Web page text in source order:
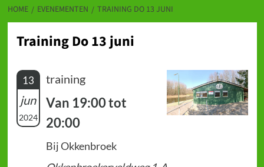
HOME EVENEMENTEN TRAINING DO 13 JUNI
Training Do 13 juni
13
jun
2024
training
Van 19:00 tot
20:00
Bij Okkenbroek